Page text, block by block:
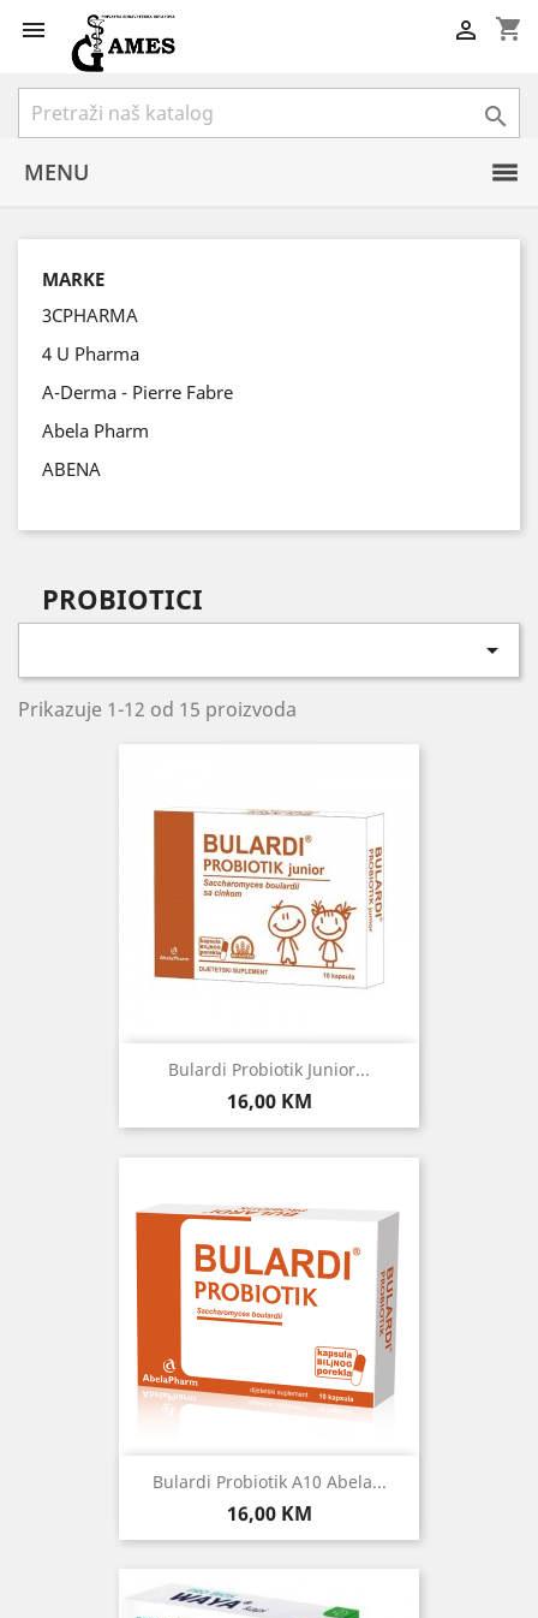
 shopping_cart


MENU
MARKE
3CPHARMA
4 U Pharma
A-Derma - Pierre Fabre
Abela Pharm
ABENA
PROBIOTICI

Prikazuje 1-12 od 15 proizvoda
Bulardi Probiotik Junior...
Cijena
16,00 KM
Bulardi Probiotik A10 Abela...
Cijena
16,00 KM